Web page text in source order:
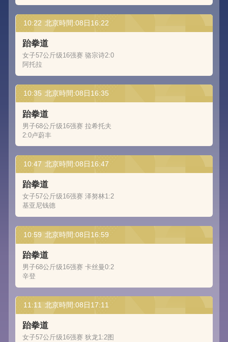
10:22 北京時間:08日16:22
跆拳道
女子57公斤级16强赛 骆宗诗2:0
阿托拉
10:35 北京時間:08日16:35
跆拳道
男子68公斤级16强赛 拉希托夫
2:0卢蔚丰
10:47 北京時間:08日16:47
跆拳道
女子57公斤级16强赛 泽努林1:2
基亚尼钱德
10:59 北京時間:08日16:59
跆拳道
男子68公斤级16强赛 卡丝曼0:2
辛登
11:11 北京時間:08日17:11
跆拳道
女子57公斤级16强赛 狄龙1:2图